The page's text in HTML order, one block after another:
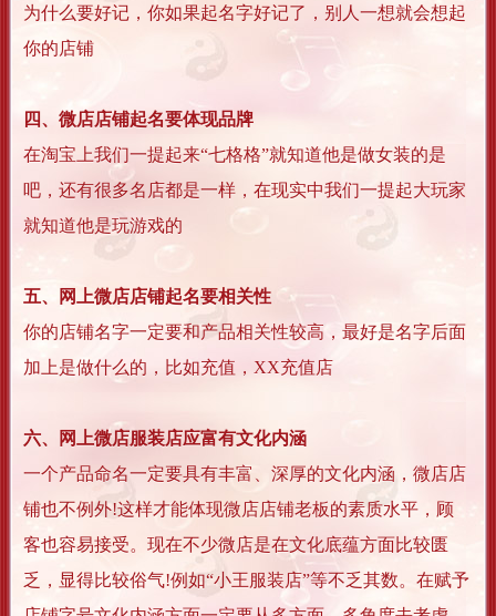
为什么要好记，你如果起名字好记了，别人一想就会想起
你的店铺
四、微店店铺起名要体现品牌
在淘宝上我们一提起来“七格格”就知道他是做女装的是
吧，还有很多名店都是一样，在现实中我们一提起大玩家
就知道他是玩游戏的
五、网上微店店铺起名要相关性
你的店铺名字一定要和产品相关性较高，最好是名字后面
加上是做什么的，比如充值，XX充值店
六、网上微店服装店应富有文化内涵
一个产品命名一定要具有丰富、深厚的文化内涵，微店店
铺也不例外!这样才能体现微店店铺老板的素质水平，顾
客也容易接受。现在不少微店是在文化底蕴方面比较匮
乏，显得比较俗气!例如“小王服装店”等不乏其数。在赋予